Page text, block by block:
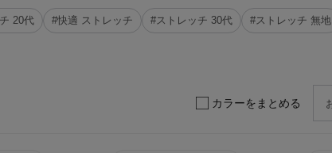
20代 #快適 ストレッチ #ストレッチ 30代 #ストレッチ 無地
カラーをまとめる